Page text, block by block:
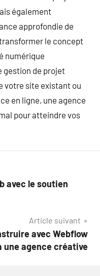
également
approfondie de
le concept
numérique
gestion de projet
votre site existant ou
en ligne, une agence
pour atteindre vos
avec le soutien
Article suivant
avec Webflow
une agence créative